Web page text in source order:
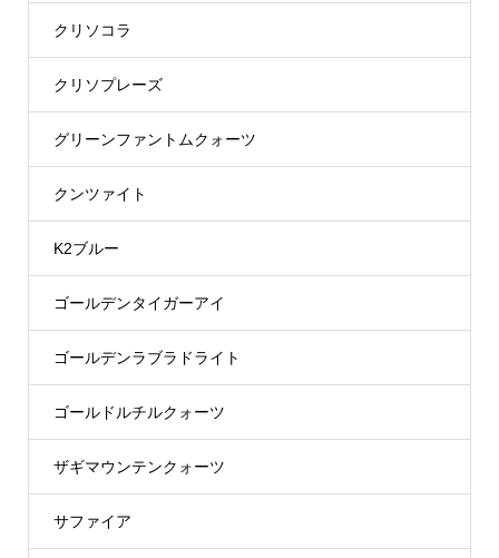
クリソコラ
クリソプレーズ
グリーンファントムクォーツ
クンツァイト
K2ブルー
ゴールデンタイガーアイ
ゴールデンラブラドライト
ゴールドルチルクォーツ
ザギマウンテンクォーツ
サファイア